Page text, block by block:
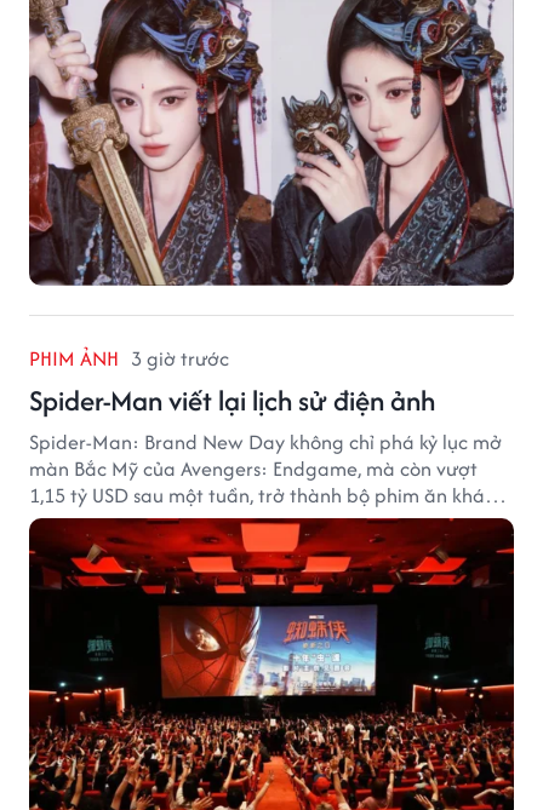
PHIM ẢNH 3 giờ trước
Spider-Man viết lại lịch sử điện ảnh
Spider-Man: Brand New Day không chỉ phá kỷ lục mở
màn Bắc Mỹ của Avengers: Endgame, mà còn vượt
1,15 tỷ USD sau một tuần, trở thành bộ phim ăn khách
nhất năm 2026.